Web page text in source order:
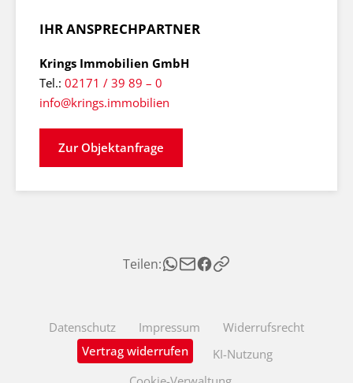
IHR ANSPRECHPARTNER
Krings Immobilien GmbH
Tel.: 02171 / 39 89 – 0
info@krings.immobilien
Zur Objektanfrage
Teilen:
Datenschutz Impressum
Widerrufsrecht
Vertrag widerrufen
KI-Nutzung